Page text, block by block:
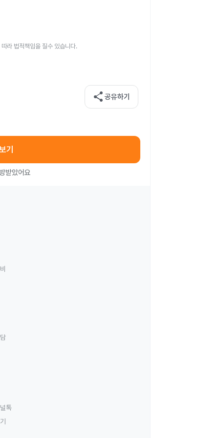
라 법적책임을 질수 있습니다.
share 공유하기
기
받았어요
톡